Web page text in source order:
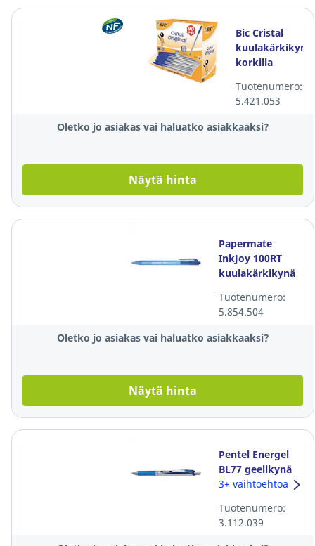
Bic Cristal
kuulakärkikynä
korkilla
sininen, 1
kpl=100
kynää
Tuotenumero:
5.421.053
Oletko jo asiakas vai haluatko asiakkaaksi?
Näytä hinta
Papermate
InkJoy 100RT
kuulakärkikynä
0,3mm sininen
Tuotenumero:
5.854.504
Oletko jo asiakas vai haluatko asiakkaaksi?
Näytä hinta
Pentel Energel
BL77 geelikynä
mekanismilla
3+ vaihtoehtoa
Tuotenumero:
3.112.039